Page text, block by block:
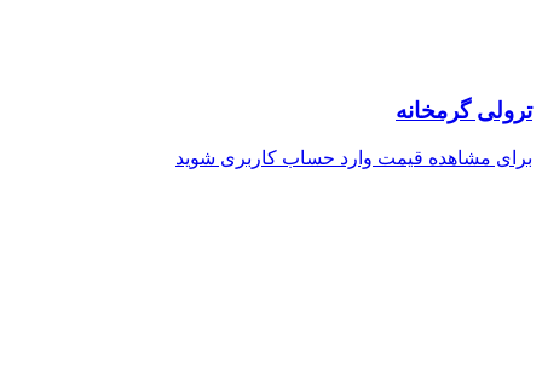
ترولی گرمخانه
برای مشاهده قیمت وارد حساب کاربری شوید